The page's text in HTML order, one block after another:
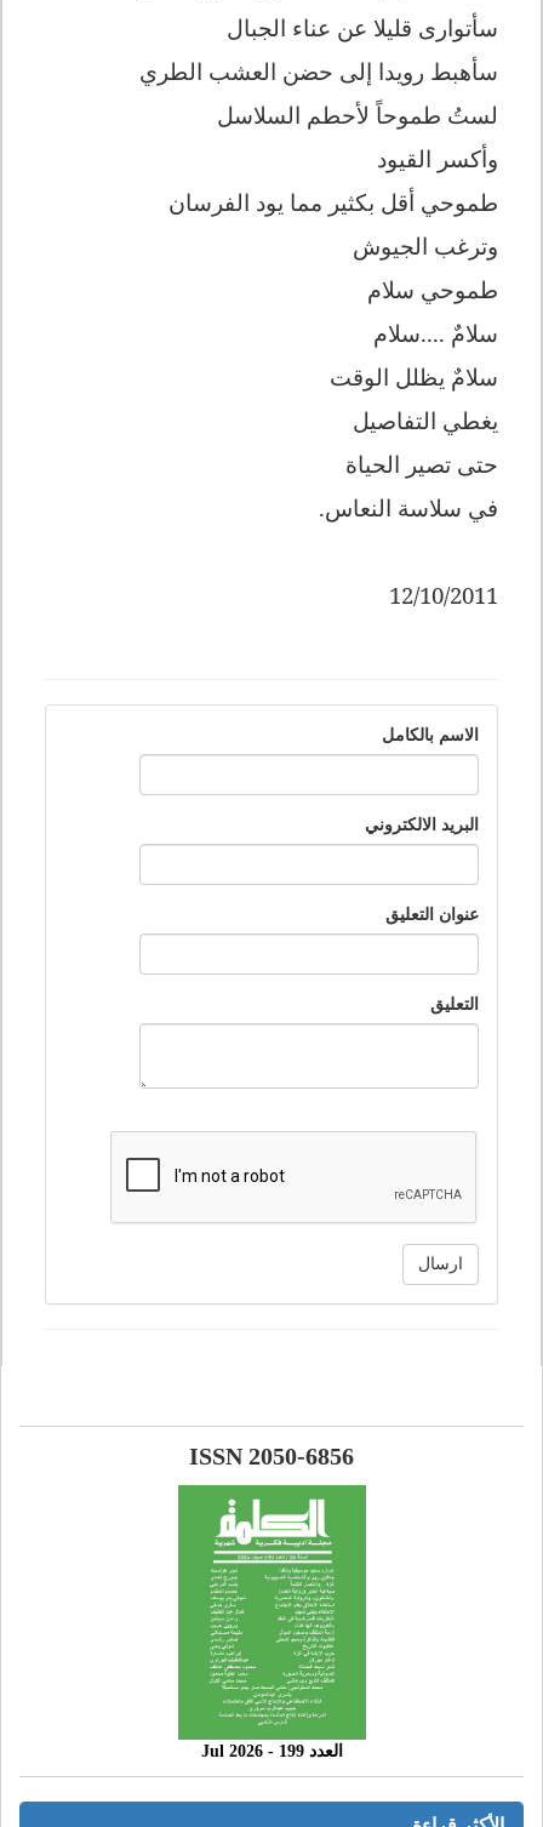
سأتوارى قليلا عن عناء الجبال
سأهبط رويدا إلى حضن العشب الطري
لستُ طموحاً لأحطم السلاسل
وأكسر القيود
طموحي أقل بكثير مما يود الفرسان
وترغب الجيوش
طموحي سلام
سلامٌ ....سلام
سلامٌ يظلل الوقت
يغطي التفاصيل
حتى تصير الحياة
في سلاسة النعاس.
12/10/2011
الاسم بالكامل
البريد الالكتروني
عنوان التعليق
التعليق
ارسال
ISSN 2050-6856
العدد 199 - 2026 Jul